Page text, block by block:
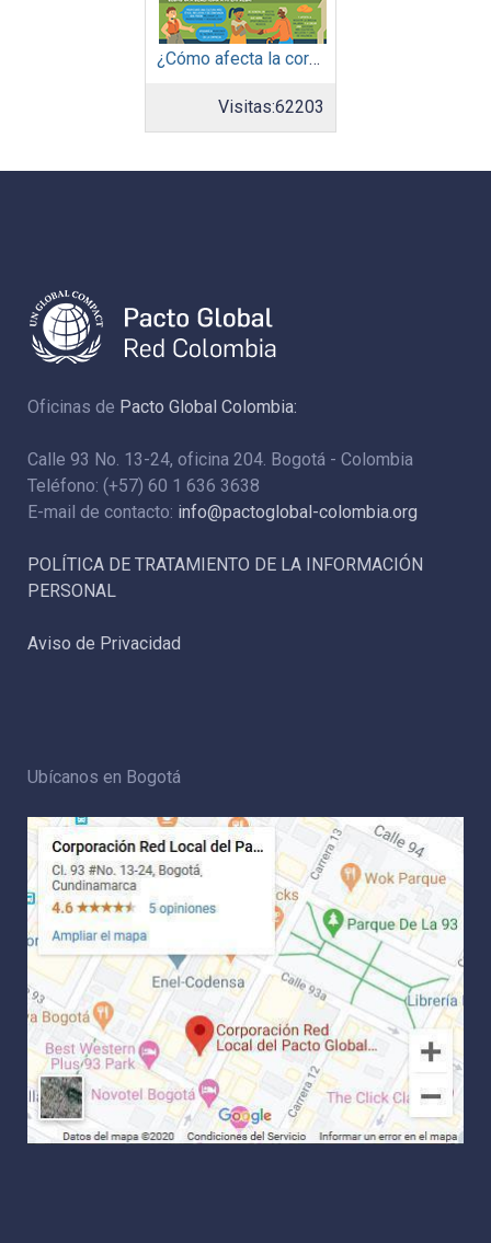
¿Cómo afecta la corrupción de forma diferenciada por género?
Visitas:62203
Oficinas de Pacto Global Colombia:
Calle 93 No. 13-24, oficina 204. Bogotá - Colombia
Teléfono: (+57) 60 1 636 3638
E-mail de contacto: info@pactoglobal-colombia.org
POLÍTICA DE TRATAMIENTO DE LA INFORMACIÓN
PERSONAL
Aviso de Privacidad
Ubícanos en Bogotá